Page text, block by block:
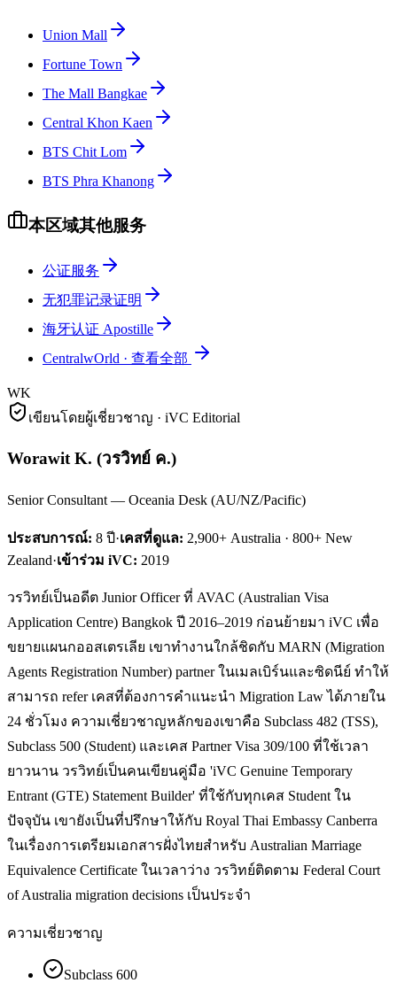
Union Mall
Fortune Town
The Mall Bangkae
Central Khon Kaen
BTS Chit Lom
BTS Phra Khanong
本区域其他服务
公证服务
无犯罪记录证明
海牙认证 Apostille
CentralwOrld · 查看全部
WK
เขียนโดยผู้เชี่ยวชาญ · iVC Editorial
Worawit K. (วรวิทย์ ค.)
Senior Consultant — Oceania Desk (AU/NZ/Pacific)
ประสบการณ์: 8 ปี·เคสที่ดูแล: 2,900+ Australia · 800+ New
Zealand·เข้าร่วม iVC: 2019
วรวิทย์เป็นอดีต Junior Officer ที่ AVAC (Australian Visa
Application Centre) Bangkok ปี 2016–2019 ก่อนย้ายมา iVC เพื่อ
ขยายแผนกออสเตรเลีย เขาทำงานใกล้ชิดกับ MARN (Migration
Agents Registration Number) partner ในเมลเบิร์นและซิดนีย์ ทำให้
สามารถ refer เคสที่ต้องการคำแนะนำ Migration Law ได้ภายใน
24 ชั่วโมง ความเชี่ยวชาญหลักของเขาคือ Subclass 482 (TSS),
Subclass 500 (Student) และเคส Partner Visa 309/100 ที่ใช้เวลา
ยาวนาน วรวิทย์เป็นคนเขียนคู่มือ 'iVC Genuine Temporary
Entrant (GTE) Statement Builder' ที่ใช้กับทุกเคส Student ใน
ปัจจุบัน เขายังเป็นที่ปรึกษาให้กับ Royal Thai Embassy Canberra
ในเรื่องการเตรียมเอกสารฝั่งไทยสำหรับ Australian Marriage
Equivalence Certificate ในเวลาว่าง วรวิทย์ติดตาม Federal Court
of Australia migration decisions เป็นประจำ
ความเชี่ยวชาญ
Subclass 600